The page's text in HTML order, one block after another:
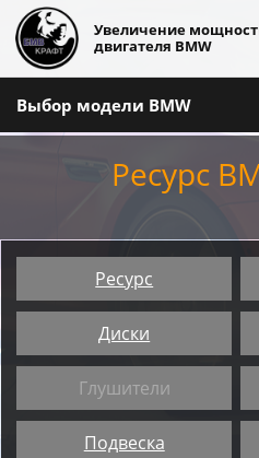
Увеличение
двигателя BMW
Выбор модели BMW
Ресурс
Ресурс
Диски
Глушители
Подвеска